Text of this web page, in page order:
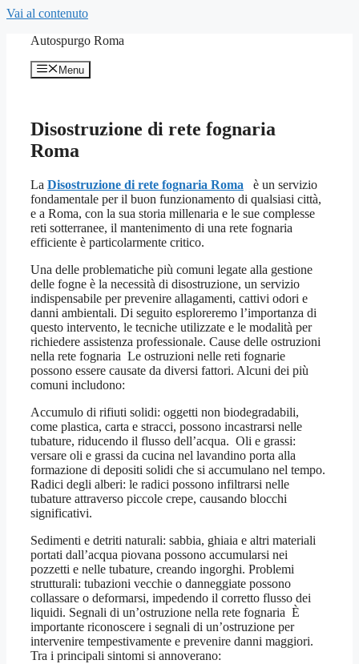
Vai al contenuto
Autospurgo Roma
Menu
Disostruzione di rete fognaria
Roma
La Disostruzione di rete fognaria Roma è un servizio
fondamentale per il buon funzionamento di qualsiasi città,
e a Roma, con la sua storia millenaria e le sue complesse
reti sotterranee, il mantenimento di una rete fognaria
efficiente è particolarmente critico.
Una delle problematiche più comuni legate alla gestione
delle fogne è la necessità di disostruzione, un servizio
indispensabile per prevenire allagamenti, cattivi odori e
danni ambientali. Di seguito esploreremo l’importanza di
questo intervento, le tecniche utilizzate e le modalità per
richiedere assistenza professionale. Cause delle ostruzioni
nella rete fognaria Le ostruzioni nelle reti fognarie
possono essere causate da diversi fattori. Alcuni dei più
comuni includono:
Accumulo di rifiuti solidi: oggetti non biodegradabili,
come plastica, carta e stracci, possono incastrarsi nelle
tubature, riducendo il flusso dell’acqua. Oli e grassi:
versare oli e grassi da cucina nel lavandino porta alla
formazione di depositi solidi che si accumulano nel tempo.
Radici degli alberi: le radici possono infiltrarsi nelle
tubature attraverso piccole crepe, causando blocchi
significativi.
Sedimenti e detriti naturali: sabbia, ghiaia e altri materiali
portati dall’acqua piovana possono accumularsi nei
pozzetti e nelle tubature, creando ingorghi. Problemi
strutturali: tubazioni vecchie o danneggiate possono
collassare o deformarsi, impedendo il corretto flusso dei
liquidi. Segnali di un’ostruzione nella rete fognaria È
importante riconoscere i segnali di un’ostruzione per
intervenire tempestivamente e prevenire danni maggiori.
Tra i principali sintomi si annoverano: